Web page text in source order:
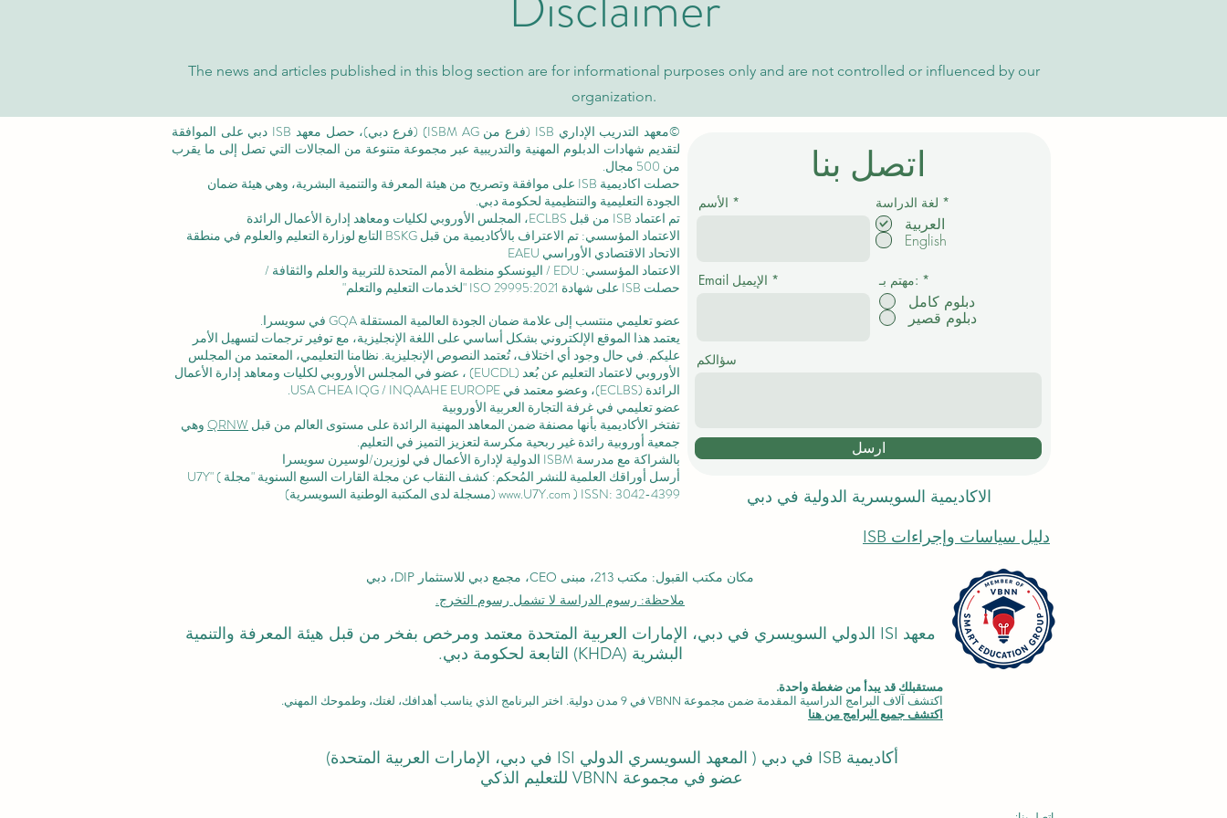
The news and articles published in this blog section are for informational purposes only and are not controlled or influenced by our
organization.
©معهد التدريب الإداري ISB (فرع من ISBM AG) (فرع دبي)، حصل معهد ISB دبي على الموافقة
لتقديم شهادات الدبلوم المهنية والتدريبية عبر مجموعة متنوعة من المجالات التي تصل إلى ما يقرب
من 500 مجال.
حصلت اكاديمية ISB على موافقة وتصريح من
هيئة المعرفة والتنمية البشرية، وهي هيئة ضمان
الجودة التعليمية والتنظيمية لحكومة دبي.
تم اعتماد ISB من قبل ECLBS،
المجلس الأوروبي لكليات ومعاهد إدارة الأعمال الرائدة
الاعتماد المؤسسي: تم الاعتراف بالأكاديمية من قبل BSKG التابع لوزارة التعليم والعلوم في منطقة
الاتحاد الاقتصادي الأوراسي EAEU
الاعتماد المؤسسي: EDU / اليونسكو منظمة الأمم المتحدة للتربية والعلم والثقافة /
حصلت ISB على
شهادة ISO 29995:2021
"لخدمات التعليم والتعلم"
عضو تعليمي منتسب إلى علامة ضمان الجودة العالمية المستقلة GQA في سويسرا.
يعتمد هذا الموقع الإلكتروني بشكل أساسي على اللغة الإنجليزية، مع توفير ترجمات لتسهيل الأمر
عليكم. في حال وجود أي اختلاف، تُعتمد النصوص الإنجليزية. نظامنا التعليمي، المعتمد من المجلس
الأوروبي لاعتماد التعليم عن بُعد (EUCDL)
، عضو في المجلس الأوروبي لكليات ومعاهد إدارة الأعمال
الرائدة (ECLBS)، وعضو معتمد في USA CHEA IQG / INQAAHE EUROPE.
عضو تعليمي في غرفة التجارة العربية الأوروبية
تفتخر الأكاديمية بأنها مصنفة ضمن المعاهد المهنية الرائدة على مستوى العالم من قبل QRNW وهي
جمعية أوروبية رائدة غير ربحية مكرسة لتعزيز التميز في التعليم.
بالشراكة مع مدرسة ISBM الدولية لإدارة الأعمال في
لوزيرن/لوسيرن سويسرا
أرسل أوراقك العلمية للنشر المُحكم: كشف النقاب عن مجلة القارات السبع السنوية "مجلة U7Y" (
www.U7Y.com ) ISSN: 3042-4399 (مسجلة لدى المكتبة الوطنية السويسرية)
اتصل بنا
الأسم لغة الدراسة *
العربية
English
Email الإيميل مهتم بـ: *
دبلوم كامل
دبلوم قصير
سؤالكم
ارسل
الاكاديمية السويسرية الدولية في دبي
دليل سياسات وإجراءات ISB
مكان مكتب القبول: مكتب 213، مبنى CEO، مجمع دبي للاستثمار DIP، دبي
ملاحظة: رسوم الدراسة لا تشمل رسوم التخرج.
معهد ISI الدولي السويسري في دبي، الإمارات العربية المتحدة معتمد ومرخص بفخر من قبل هيئة المعرفة والتنمية
البشرية (KHDA) التابعة لحكومة دبي.
مستقبلك قد يبدأ من ضغطة واحدة.
اكتشف آلاف البرامج الدراسية المقدمة ضمن مجموعة VBNN في 9 مدن دولية. اختر البرنامج الذي يناسب أهدافك، لغتك، وطموحك المهني.
اكتشف جميع البرامج من هنا
أكاديمية ISB في دبي (
المعهد السويسري الدولي ISI في دبي، الإمارات العربية المتحدة)
عضو في مجموعة VBNN للتعليم الذكي